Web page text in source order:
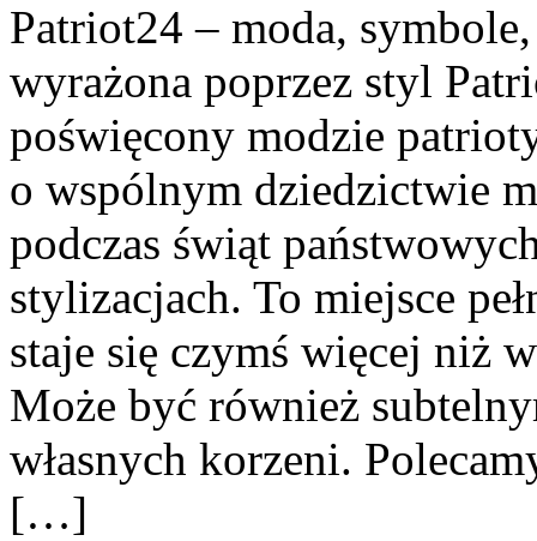
Patriot24 – moda,
wyrażona poprzez styl
poświęcony modzie
o wspólnym dziedzictwie
podczas świąt
stylizacjach. To miejsce
staje się czymś więcej niż
Może być również
własnych korzeni.
[…]